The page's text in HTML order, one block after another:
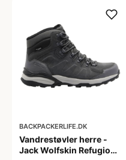
BACKPACKERLIFE.DK
Vandrestøvler herre -
Jack Wolfskin Refugio